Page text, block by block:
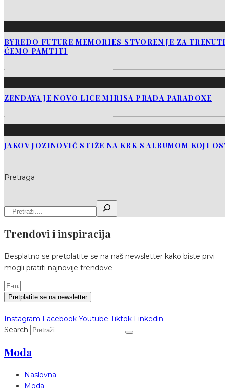
BYREDO FUTURE MEMORIES STVOREN JE ZA
ĆEMO PAMTITI
ZENDAYA JE NOVO LICE MIRISA PRADA PARADOXE
JAKOV JOZINOVIĆ STIŽE NA KRK S ALBUMOM KOJI
Pretraga
Trendovi i inspiracija
Besplatno se pretplatite se na naš newsletter kako biste prvi
mogli pratiti najnovije trendove
Pretplatite se na newsletter
Instagram Facebook Youtube Tiktok Linkedin
Search
Moda
Naslovna
Moda